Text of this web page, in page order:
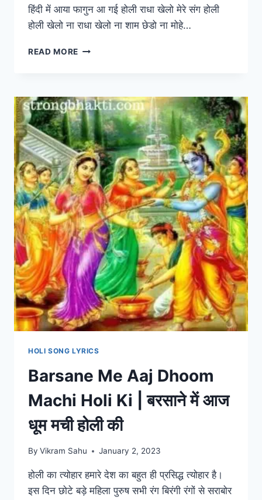
हिंदी में आया फागुन आ गई होली राधा खेलो मेरे संग होली
होली खेलो ना राधा खेलो ना शाम छेडो ना मोहे…
READ MORE HOLI
आ
गई
होली
AAYA
PHAGUN
AA
GAYI
HOLI
HOLI SONG LYRICS
Barsane Me Aaj Dhoom
Machi Holi Ki | बरसाने में आज
धूम मची होली की
By Vikram Sahu January 2, 2023
होली का त्योहार हमारे देश का बहुत ही प्रसिद्ध त्योहार है।
इस दिन छोटे बड़े महिला पुरुष सभी रंग बिरंगी रंगों से सराबोर